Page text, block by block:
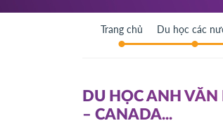
Trang chủ Du học các
DU HỌC ANH
– CANADA...